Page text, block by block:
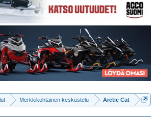
Merkkikohtainen keskustelu Arctic Cat